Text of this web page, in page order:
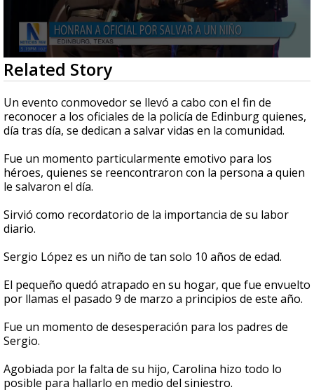
0
seconds
of
3
minutes,
10
seconds
Related Story
Un evento conmovedor se llevó a cabo con el fin de
reconocer a los oficiales de la policía de Edinburg quienes,
día tras día, se dedican a salvar vidas en la comunidad.
Fue un momento particularmente emotivo para los
héroes, quienes se reencontraron con la persona a quien
le salvaron el día.
Sirvió como recordatorio de la importancia de su labor
diario.
Sergio López es un niño de tan solo 10 años de edad.
El pequeño quedó atrapado en su hogar, que fue envuelto
por llamas el pasado 9 de marzo a principios de este año.
Fue un momento de desesperación para los padres de
Sergio.
Agobiada por la falta de su hijo, Carolina hizo todo lo
posible para hallarlo en medio del siniestro.